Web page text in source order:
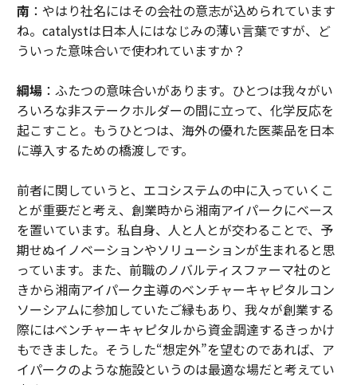
南 ：やはり社名にはその会社の意志が込められています
ね。catalystは日本人にはなじみの薄い言葉ですが、ど
ういった意味合いで使われていますか？
綱場：ふたつの意味合いがあります。ひとつは我々がい
ろいろな非ステークホルダーの間に立って、化学反応を
起こすこと。もうひとつは、海外の優れた医薬品を日本
に導入するための橋渡しです。
前者に関していうと、エコシステムの中に入っていくこ
とが重要だと考え、創業時から湘南アイパークにベース
を置いています。私自身、人と人とが交わることで、予
期せぬイノベーションやソリューションが生まれると思
っています。また、前職のノバルティスファーマ社のと
きから湘南アイパーク主導のベンチャーキャピタルコン
ソーシアムに参加していたご縁もあり、我々が創業する
際にはベンチャーキャピタルから資金調達するきっかけ
もできました。そうした“想定外”を望むのであれば、ア
イパークのような施設というのは最適な場だと考えてい